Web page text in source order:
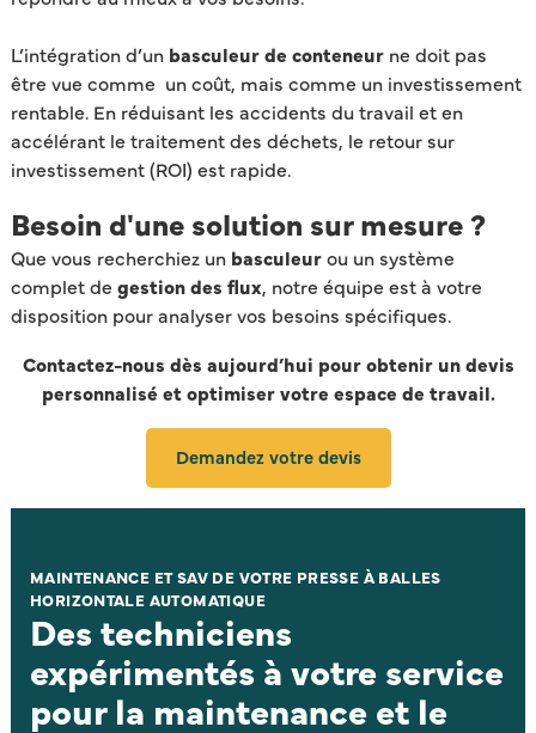
L’intégration d’unbasculeur de conteneurne doit pas
être vue comme un coût, mais comme un investissement
rentable. En réduisant les accidents du travail et en
accélérant le traitement des déchets, le retour sur
investissement (ROI) est rapide.
Besoin d'une solution sur mesure ?
Que vous recherchiez un basculeurou un système
complet de gestion des flux, notre équipe est à votre
disposition pour analyser vos besoins spécifiques.
Contactez-nous dès aujourd’hui pour obtenir un devis
personnalisé et optimiser votre espace de travail.
Demandez votre devis
MAINTENANCE ET SAV DE VOTRE PRESSE À BALLES
HORIZONTALE AUTOMATIQUE
Des techniciens
expérimentés à votre service
pour la maintenance et le